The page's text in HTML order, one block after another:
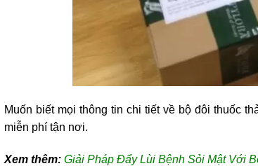
Muốn biết mọi thông tin chi tiết về bộ đôi thuốc
miễn phí tận nơi.
Xem thêm: Giải Pháp Đẩy Lùi Bệnh Sỏi Mật Với